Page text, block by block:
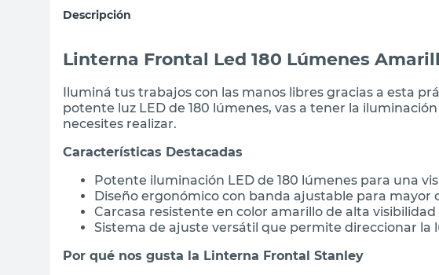
Descripción
Linterna Frontal Led 180 Lúmenes
Iluminá tus trabajos con las manos libres gracias a esta
potente luz LED de 180 lúmenes, vas a tener la
necesites realizar.
Características Destacadas
Potente iluminación LED de 180 lúmenes para una
Diseño ergonómico con banda ajustable para mayor
Carcasa resistente en color amarillo de alta visibilidad
Sistema de ajuste versátil que permite direccionar la
Por qué nos gusta la Linterna Frontal Stanley